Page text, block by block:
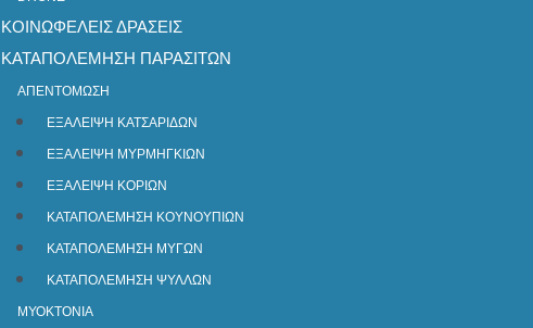
ΚΟΙΝΩΦΕΛΕΙΣ ΔΡΑΣΕΙΣ
ΚΑΤΑΠΟΛΕΜΗΣΗ ΠΑΡΑΣΙΤΩΝ
ΑΠΕΝΤΟΜΩΣΗ
ΕΞΑΛΕΙΨΗ ΚΑΤΣΑΡΙΔΩΝ
ΕΞΑΛΕΙΨΗ ΜΥΡΜΗΓΚΙΩΝ
ΕΞΑΛΕΙΨΗ ΚΟΡΙΩΝ
ΚΑΤΑΠΟΛΕΜΗΣΗ ΚΟΥΝΟΥΠΙΩΝ
ΚΑΤΑΠΟΛΕΜΗΣΗ ΜΥΓΩΝ
ΚΑΤΑΠΟΛΕΜΗΣΗ ΨΥΛΛΩΝ
ΜΥΟΚΤΟΝΙΑ